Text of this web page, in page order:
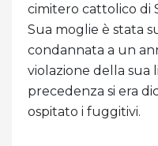
cimitero cattolico di
Sua moglie è stata
condannata a un
violazione della sua
precedenza si era
ospitato i fuggitivi.